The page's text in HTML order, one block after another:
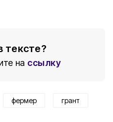
тексте?
на ссылку
фермер грант